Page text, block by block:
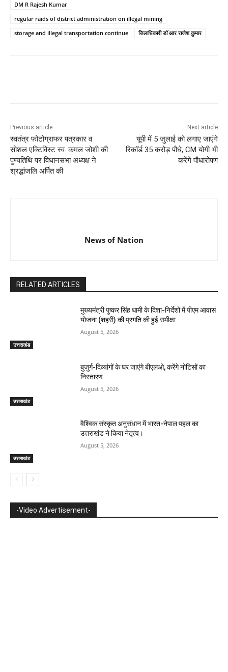
DM R Rajesh Kumar
regular raids of district administration on illegal mining
storage and illegal transportation continue
जिलाधिकारी डाॅ आर राजेश कुमार
Previous article
स्वतंत्र फोटोग्राफर पत्रकार व
सोशल एक्टिविस्ट स्व. कमल जोशी की
पुण्यतिथि पर विधानसभा अध्यक्ष ने
श्रद्धांजलि अर्पित की
Next article
यूपी में 5 जुलाई को लगाए जाएंगे
रिकॉर्ड 35 करोड़ पौधे, CM योगी भी
करेंगे पौधारोपण
News of Nation
RELATED ARTICLES
उत्तराखंड
मुख्यमंत्री पुष्कर सिंह धामी के दिशा-निर्देशों में पीएम आवास
योजना (शहरी) की प्रगति की हुई समीक्षा
August 5, 2026
उत्तराखंड
बुजुर्ग-दिव्यांगों के घर जाएंगे बीएलओ, करेंगे नोटिसों का
निस्तारण
August 5, 2026
उत्तराखंड
वैश्विक संस्कृत अनुसंधान में भारत-नेपाल पहल का
उत्तराखंड ने किया नेतृत्व।
August 5, 2026
-Video Advertisement-